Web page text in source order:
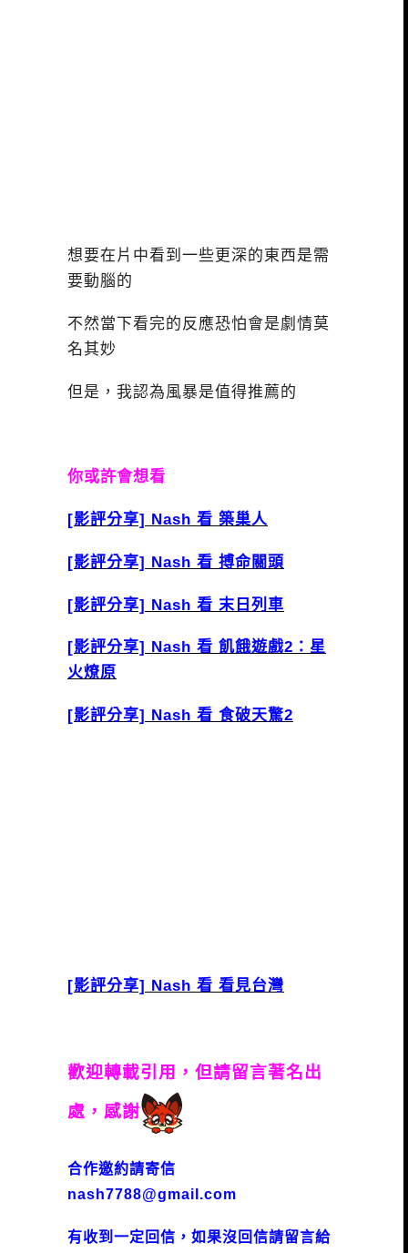
想要在片中看到一些更深的東西是需
要動腦的
不然當下看完的反應恐怕會是劇情莫
名其妙
但是，我認為風暴是值得推薦的
你或許會想看
[影評分享] Nash 看 築巢人
[影評分享] Nash 看 搏命關頭
[影評分享] Nash 看 末日列車
[影評分享] Nash 看 飢餓遊戲2：星
火燎原
[影評分享] Nash 看 食破天驚2
[影評分享] Nash 看 看見台灣
歡迎轉載引用，但請留言著名出
處，感謝
合作邀約請寄信
nash7788@gmail.com
有收到一定回信，如果沒回信請留言給